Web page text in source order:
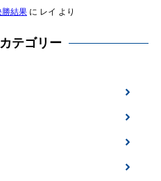
結果に レイ より
テゴリー